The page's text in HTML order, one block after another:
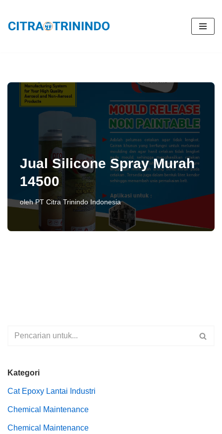
Lompat
Jual Silicone Spray Murah
14500
olehPT Citra Trinindo Indonesia
Kategori
Cat Epoxy Lantai Industri
Chemical Maintenance
Chemical Maintenance